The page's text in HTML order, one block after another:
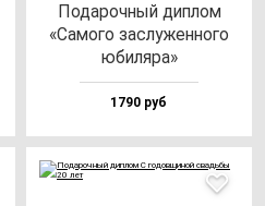
Пода­роч­ный дип­лом
«Само­го зас­лу­жен­но­го
юби­ля­ра»
1790 руб